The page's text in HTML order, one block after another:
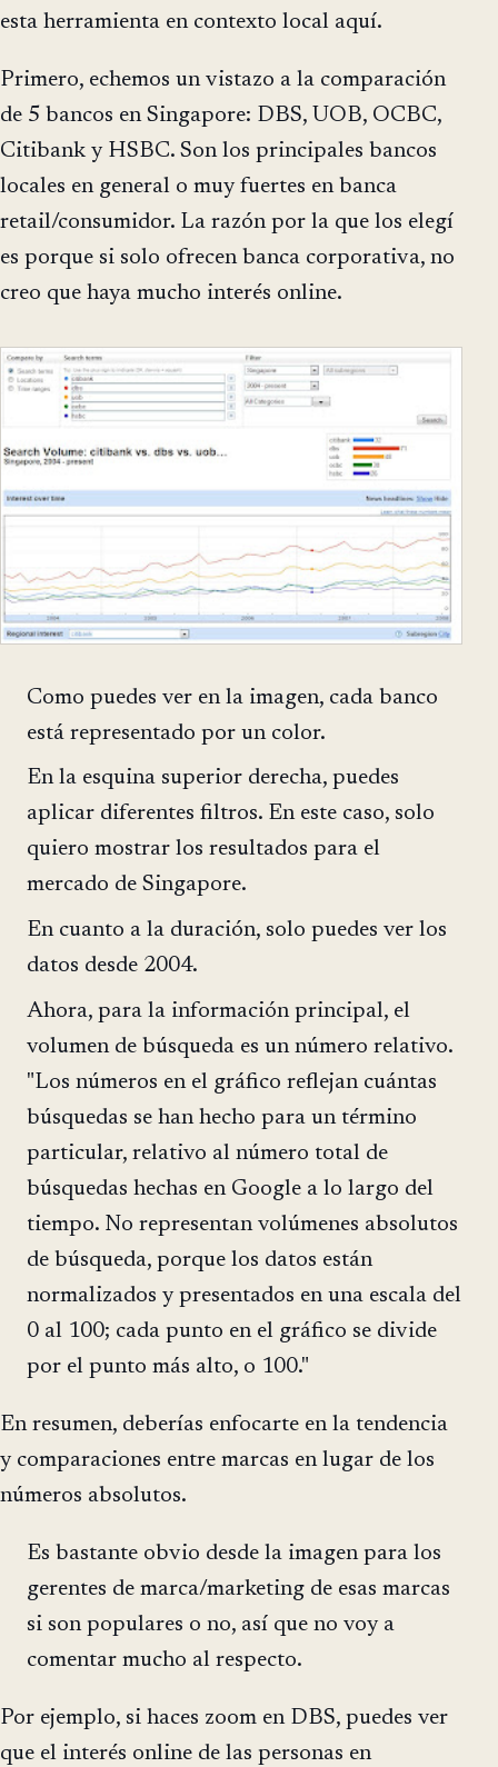
esta herramienta en contexto local aquí.
Primero, echemos un vistazo a la comparación
de 5 bancos en Singapore: DBS, UOB, OCBC,
Citibank y HSBC. Son los principales bancos
locales en general o muy fuertes en banca
retail/consumidor. La razón por la que los elegí
es porque si solo ofrecen banca corporativa, no
creo que haya mucho interés online.
Como puedes ver en la imagen, cada banco
está representado por un color.
En la esquina superior derecha, puedes
aplicar diferentes filtros. En este caso, solo
quiero mostrar los resultados para el
mercado de Singapore.
En cuanto a la duración, solo puedes ver los
datos desde 2004.
Ahora, para la información principal, el
volumen de búsqueda es un número relativo.
"Los números en el gráfico reflejan cuántas
búsquedas se han hecho para un término
particular, relativo al número total de
búsquedas hechas en Google a lo largo del
tiempo. No representan volúmenes absolutos
de búsqueda, porque los datos están
normalizados y presentados en una escala del
0 al 100; cada punto en el gráfico se divide
por el punto más alto, o 100."
En resumen, deberías enfocarte en la tendencia
y comparaciones entre marcas en lugar de los
números absolutos.
Es bastante obvio desde la imagen para los
gerentes de marca/marketing de esas marcas
si son populares o no, así que no voy a
comentar mucho al respecto.
Por ejemplo, si haces zoom en DBS, puedes ver
que el interés online de las personas en